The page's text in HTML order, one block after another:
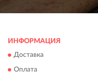
ИНФОРМАЦИЯ
Доставка
Оплата